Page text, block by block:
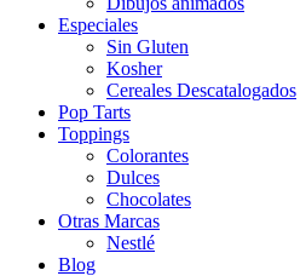
Especiales
Sin Gluten
Kosher
Cereales Descatalogados
Pop Tarts
Toppings
Colorantes
Dulces
Chocolates
Otras Marcas
Nestlé
Blog